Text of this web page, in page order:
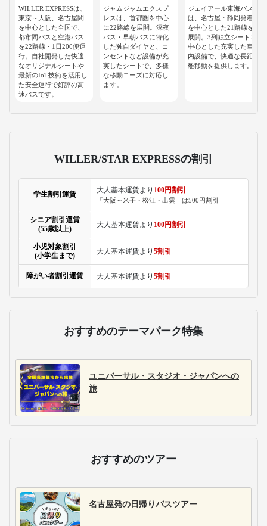
WILLER EXPRESSは、
東京～大阪、名古屋間
を中心とした全国で、
都市間バスと空港バス
を22路線・1日200便運
行。自社開発した快適
なオリジナルシートや
最新のIoT技術を活用し
た安全運行で好評の高
速バスです。
ジャムジャムエクスプ
レスは、首都圏を中心
に22路線を展開。深夜
バス・早朝バスに特化
した独自ダイヤと、コ
ンセントなど設備が充
実したシートで、多様
な移動ニーズに対応し
ます。
ジェイアール東海バス
は、名古屋・静岡発着
を中心とした21路線を
展開。3列独立シートを
中心とした充実した車
内設備で、快適な長距
離移動を提供します。
WILLER/STAR EXPRESSの割引
学生割引運賃
大人基本運賃より 100円割引
「大阪～米子・松江・出雲」は500円割引
シニア割引運賃
(55歳以上)
大人基本運賃より 100円割引
小児対象割引
(小学生まで)
大人基本運賃より 5割引
障がい者割引運賃 大人基本運賃より 5割引
おすすめのテーマパーク特集
ユニバーサル・スタジオ・ジャパンへの
旅
おすすめのツアー
名古屋発の日帰りバスツアー